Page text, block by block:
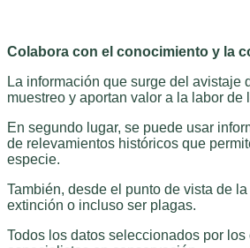
Colabora con el conocimiento y la
La información que surge del
muestreo y aportan valor a la labor de
En segundo lugar, se puede usar
de relevamientos históricos que
especie.
También, desde el punto de vista de
extinción o incluso ser plagas.
Todos los datos seleccionados por